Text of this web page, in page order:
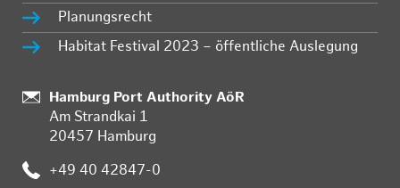
Planungsrecht
Habitat Festival 2023 – öffentliche Auslegung
:
Hamburg Port Authority AöR
Am Strandkai 1
20457 Hamburg
: +49 40 42847-0